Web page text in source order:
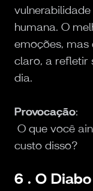
humana. O
emoções, mas
claro, a refletir
dia.
Provocação:
O que você
custo disso?
6 . O